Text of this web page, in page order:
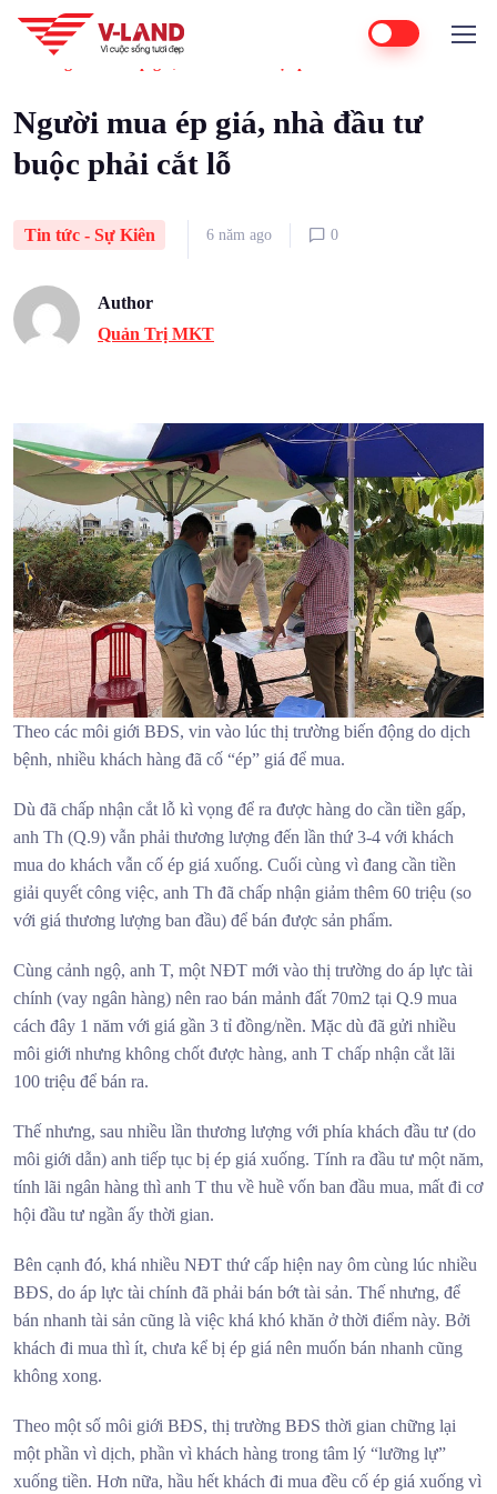
Home
Tin tức - Sự Kiên
Người mua ép giá, nhà đầu tư
buộc phải cắt lỗ
Tin tức - Sự Kiên 6 năm ago 0
Author
Quản Trị MKT
Theo các môi giới BĐS, vin vào lúc thị trường biến động do dịch
bệnh, nhiều khách hàng đã cố “ép” giá để mua.
Dù đã chấp nhận cắt lỗ kì vọng để ra được hàng do cần tiền gấp,
anh Th (Q.9) vẫn phải thương lượng đến lần thứ 3-4 với khách
mua do khách vẫn cố ép giá xuống. Cuối cùng vì đang cần tiền
giải quyết công việc, anh Th đã chấp nhận giảm thêm 60 triệu (so
với giá thương lượng ban đầu) để bán được sản phẩm.
Cùng cảnh ngộ, anh T, một NĐT mới vào thị trường do áp lực tài
chính (vay ngân hàng) nên rao bán mảnh đất 70m2 tại Q.9 mua
cách đây 1 năm với giá gần 3 tỉ đồng/nền. Mặc dù đã gửi nhiều
môi giới nhưng không chốt được hàng, anh T chấp nhận cắt lãi
100 triệu để bán ra.
Thế nhưng, sau nhiều lần thương lượng với phía khách đầu tư (do
môi giới dẫn) anh tiếp tục bị ép giá xuống. Tính ra đầu tư một năm,
tính lãi ngân hàng thì anh T thu về huề vốn ban đầu mua, mất đi cơ
hội đầu tư ngần ấy thời gian.
Bên cạnh đó, khá nhiều NĐT thứ cấp hiện nay ôm cùng lúc nhiều
BĐS, do áp lực tài chính đã phải bán bớt tài sản. Thế nhưng, để
bán nhanh tài sản cũng là việc khá khó khăn ở thời điểm này. Bởi
khách đi mua thì ít, chưa kể bị ép giá nên muốn bán nhanh cũng
không xong.
Theo một số môi giới BĐS, thị trường BĐS thời gian chững lại
một phần vì dịch, phần vì khách hàng trong tâm lý “lưỡng lự”
xuống tiền. Hơn nữa, hầu hết khách đi mua đều cố ép giá xuống vì